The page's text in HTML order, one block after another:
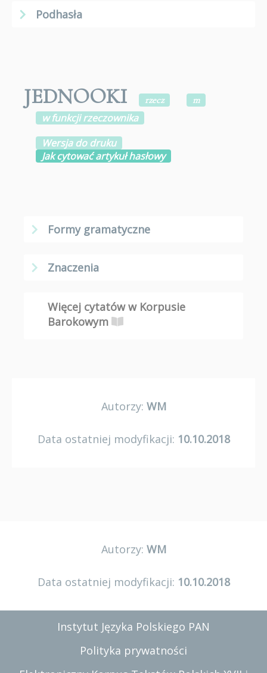
Podhasła
JEDNOOKI rzecz m
w funkcji rzeczownika
Wersja do druku
Jak cytować artykuł hasłowy
Formy gramatyczne
Znaczenia
Więcej cytatów w Korpusie
Barokowym
Autorzy: WM
Data ostatniej modyfikacji: 10.10.2018
Autorzy: WM
Data ostatniej modyfikacji: 10.10.2018
Instytut Języka Polskiego PAN
Polityka prywatności